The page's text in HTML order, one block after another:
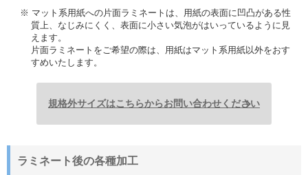
※ マット系用紙への片面ラミネートは、用紙の表面に凹凸がある性
質上、なじみにくく、表面に小さい気泡がはいっているように見
えます。
片面ラミネートをご希望の際は、用紙はマット系用紙以外をおす
すめいたします。
規格外サイズはこちらからお問い合わせください
ラミネート後の各種加工